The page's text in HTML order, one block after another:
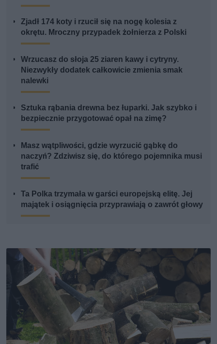
Zjadł 174 koty i rzucił się na nogę kolesia z
okrętu. Mroczny przypadek żołnierza z Polski
Wrzucasz do słoja 25 ziaren kawy i cytryny.
Niezwykły dodatek całkowicie zmienia smak
nalewki
Sztuka rąbania drewna bez łuparki. Jak szybko i
bezpiecznie przygotować opał na zimę?
Masz wątpliwości, gdzie wyrzucić gąbkę do
naczyń? Zdziwisz się, do którego pojemnika musi
trafić
Ta Polka trzymała w garści europejską elitę. Jej
majątek i osiągnięcia przyprawiają o zawrót głowy